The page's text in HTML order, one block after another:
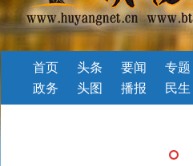
首页 头条
要闻
政务
头图 播报
专题
民生